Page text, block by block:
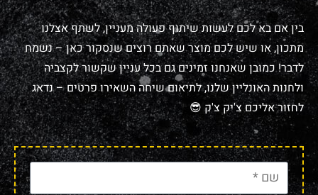
בין אם בא לכם לעשות שיתוף פעולה מעניין, לשתף אצלנו
מתכון, או שיש לכם מוצר שאתם רוצים שנסקור כאן – נשמח
לדבר! כמובן שאנחנו זמינים גם בכל עניין שקשור לקצביה
ולחנות האונליין שלנו, לתיאום שיחה השאירו פרטים – נדאג
לחזור אליכם צ'יק צ'ק 😎